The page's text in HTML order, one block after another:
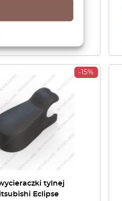
-15%
tylnej
Eclipse